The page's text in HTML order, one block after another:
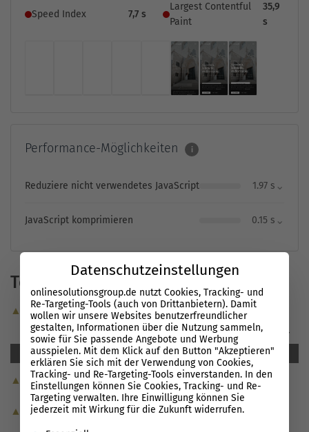
Speed Index 7,7 s
Largest Contentful
Paint
35,9
s
Performance-Möglichkeiten i
Reduziere nicht verwendetes JavaScript 1.97 s ⌄
JavaScript komprimieren 0.15 s ⌄
Technik-Check
▲ Status Codes
2xx 301 302 3xx 4xx 5xx
other
0
0 0 0 0 0
▲ Fehler
▲ Übersicht der Checks
Datenschutzeinstellungen
onlinesolutionsgroup.de nutzt Cookies, Tracking- und
Re-Targeting-Tools (auch von Drittanbietern). Damit
wollen wir unsere Websites benutzerfreundlicher
gestalten, Informationen über die Nutzung sammeln,
sowie für Sie passende Angebote und Werbung
ausspielen. Mit dem Klick auf den Button "Akzeptieren"
erklären Sie sich mit der Verwendung von Cookies,
Tracking- und Re-Targeting-Tools einverstanden. In den
Einstellungen können Sie Cookies, Tracking- und Re-
Targeting verwalten. Ihre Einwilligung können Sie
jederzeit mit Wirkung für die Zukunft widerrufen.